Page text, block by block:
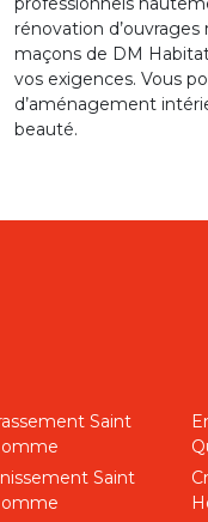
rénovation
maçons de DM
vos exigences. Vous
d’aménagement
beauté.
Saint
Saint